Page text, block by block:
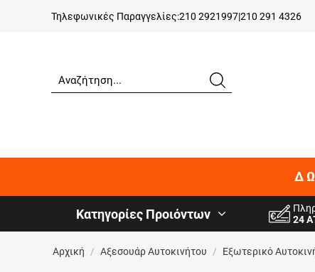
Τηλεφωνικές Παραγγελίες:210 2921997|210 291 4326
Κατηγορίες Προιόντων
24
Αρχική / Αξεσουάρ Αυτοκινήτου / Εξωτερικό